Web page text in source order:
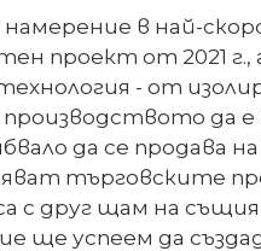
в най-
проект от 2021
- от
да
да се продава
търговските
друг щам на
ще успеем да